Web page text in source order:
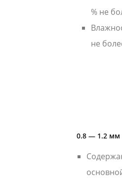
% не
не
0.8 — 1.2 мм